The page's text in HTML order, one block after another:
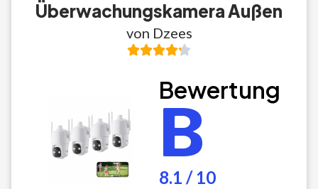
Überwachungskamera Außen
von Dzees
Bewertung
B
8.1 / 10